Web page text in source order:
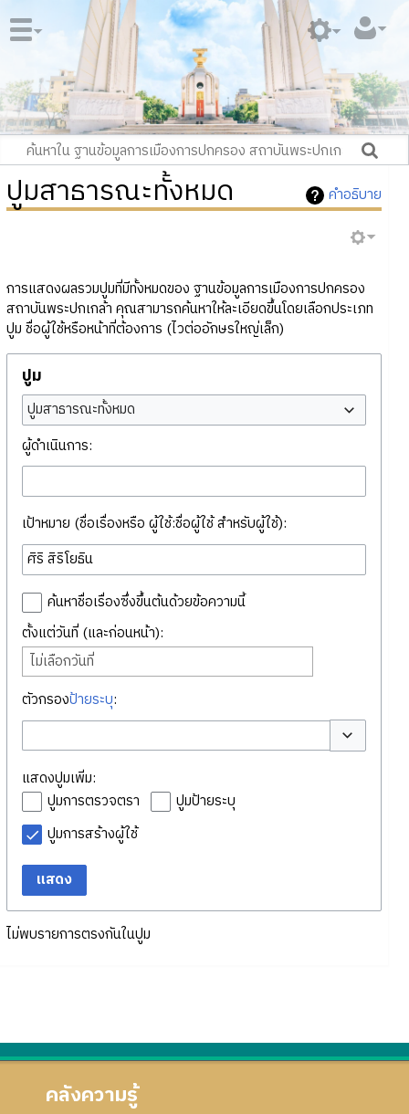
คำอธิบาย
ปูมสาธารณะทั้งหมด
การแสดงผลรวมปูมที่มีทั้งหมดของ ฐานข้อมูลการเมืองการปกครอง
สถาบันพระปกเกล้า คุณสามารถค้นหาให้ละเอียดขึ้นโดยเลือกประเภท
ปูม ชื่อผู้ใช้หรือหน้าที่ต้องการ (ไวต่ออักษรใหญ่เล็ก)
ปูม
ปูมสาธารณะทั้งหมด
ผู้ดำเนินการ:
เป้าหมาย (ชื่อเรื่องหรือ ผู้ใช้:ชื่อผู้ใช้ สำหรับผู้ใช้):
ค้นหาชื่อเรื่องซึ่งขึ้นต้นด้วยข้อความนี้
ตั้งแต่วันที่ (และก่อนหน้า):
ไม่เลือกวันที่
ตัวกรองป้ายระบุ:
สลับตัวเลือก
แสดงปูมเพิ่ม:
ปูมการตรวจตรา
ปูมป้ายระบุ
ปูมการสร้างผู้ใช้
แสดง
ไม่พบรายการตรงกันในปูม
คลังความรู้